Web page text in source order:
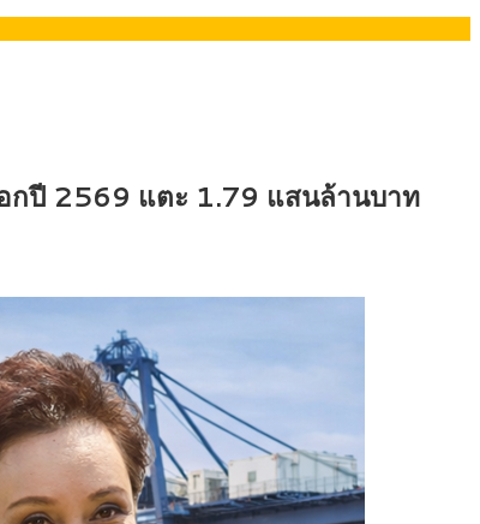
กปี 2569 แตะ 1.79 แสนล้านบาท